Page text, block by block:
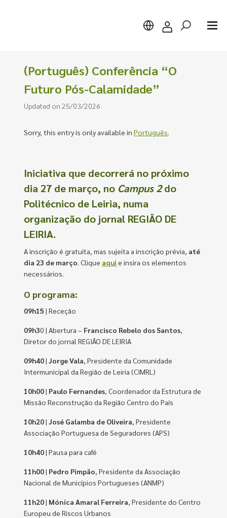
Search
(Português) Conferência “O
Futuro Pós-Calamidade”
Updated on 25/03/2026
Sorry, this entry is only available inPortuguês.
Iniciativa que decorrerá no próximo
dia 27 de março, no Campus 2do
Politécnico de Leiria, numa
organização do jornal REGIÃO DE
LEIRIA.
A inscrição é gratuita, mas sujeita a inscrição prévia, até
dia 23 de março. Clique aqui e insira os elementos
necessários.
O programa:
09h15 | Receção
09h30 | Abertura – Francisco Rebelo dos Santos,
Diretor do jornal REGIÃO DE LEIRIA
09h40|Jorge Vala, Presidente da Comunidade
Intermunicipal da Região de Leiria (CIMRL)
10h00| Paulo Fernandes, Coordenador da Estrutura de
Missão Reconstrução da Região Centro do País
10h20|José Galamba de Oliveira, Presidente
Associação Portuguesa de Seguradores (APS)
10h40| Pausa para café
11h00| Pedro Pimpão, Presidente da Associação
Nacional de Municípios Portugueses (ANMP)
11h20| Mónica Amaral Ferreira, Presidente do Centro
Europeu de Riscos Urbanos